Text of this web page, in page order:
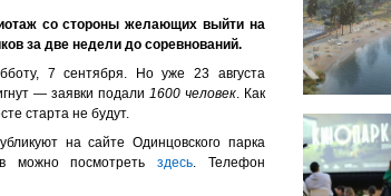
со стороны желающих выйти на
за две недели до соревнований.
7 сентября. Но уже 23 августа
— заявки подали 1600 человек. Как
старта не будут.
на сайте Одинцовского парка
можно посмотретьздесь. Телефон